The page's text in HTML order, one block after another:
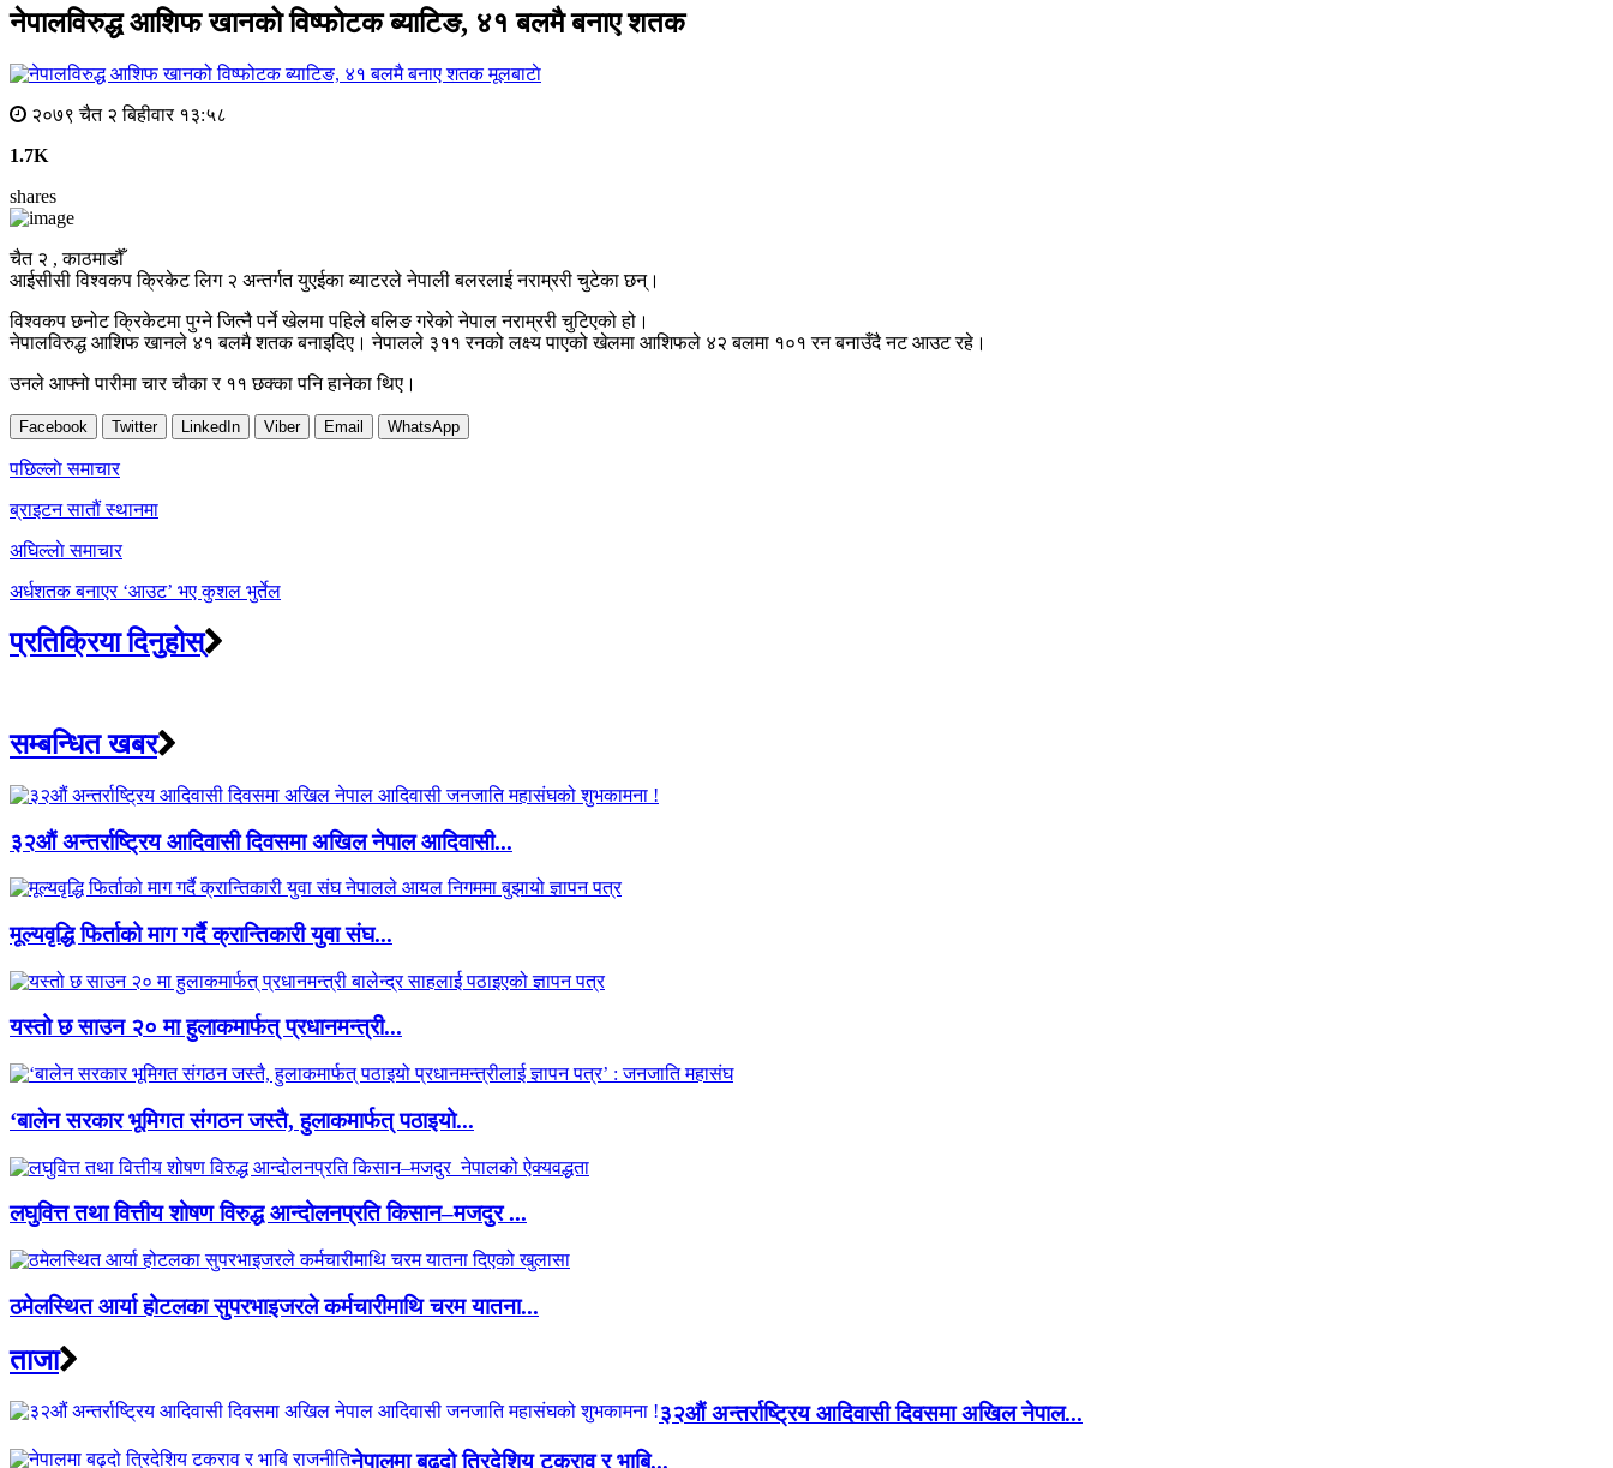
नेपालविरुद्ध आशिफ खानको विष्फोटक ब्याटिङ, ४१ बलमै बनाए शतक
मूलबाटाे
२०७९ चैत २ बिहीवार १३:५८
1.7K
shares
चैत २ , काठमाडौँ
आईसीसी विश्वकप क्रिकेट लिग २ अन्तर्गत युएईका ब्याटरले नेपाली बलरलाई नराम्ररी चुटेका छन्।
विश्वकप छनोट क्रिकेटमा पुग्ने जित्नै पर्ने खेलमा पहिले बलिङ गरेको नेपाल नराम्ररी चुटिएको हो।
नेपालविरुद्ध आशिफ खानले ४१ बलमै शतक बनाइदिए। नेपालले ३११ रनको लक्ष्य पाएको खेलमा आशिफले ४२ बलमा १०१ रन बनाउँदै नट आउट रहे।
उनले आफ्नो पारीमा चार चौका र ११ छक्का पनि हानेका थिए।
Facebook Twitter LinkedIn Viber Email WhatsApp
Post
navigation
पछिल्लाे समाचार
ब्राइटन सातौं स्थानमा
अघिल्लाे समाचार
अर्धशतक बनाएर ‘आउट’ भए कुशल भुर्तेल
प्रतिक्रिया दिनुहोस्
सम्बन्धित खबर
३२औं अन्तर्राष्ट्रिय आदिवासी दिवसमा अखिल नेपाल आदिवासी...
मूल्यवृद्धि फिर्ताको माग गर्दै क्रान्तिकारी युवा संघ...
यस्तो छ साउन २० मा हुलाकमार्फत् प्रधानमन्त्री...
‘बालेन सरकार भूमिगत संगठन जस्तै, हुलाकमार्फत् पठाइयो...
लघुवित्त तथा वित्तीय शोषण विरुद्ध आन्दोलनप्रति किसान–मजदुर ...
ठमेलस्थित आर्या होटलका सुपरभाइजरले कर्मचारीमाथि चरम यातना...
ताजा
३२औं अन्तर्राष्ट्रिय आदिवासी दिवसमा अखिल नेपाल...
नेपालमा बढ्दो त्रिदेशिय टकराव र भाबि...